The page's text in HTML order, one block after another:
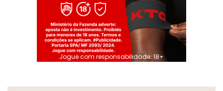
Jogue com responsabilidade. 18+